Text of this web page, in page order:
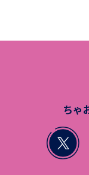
ちゃ